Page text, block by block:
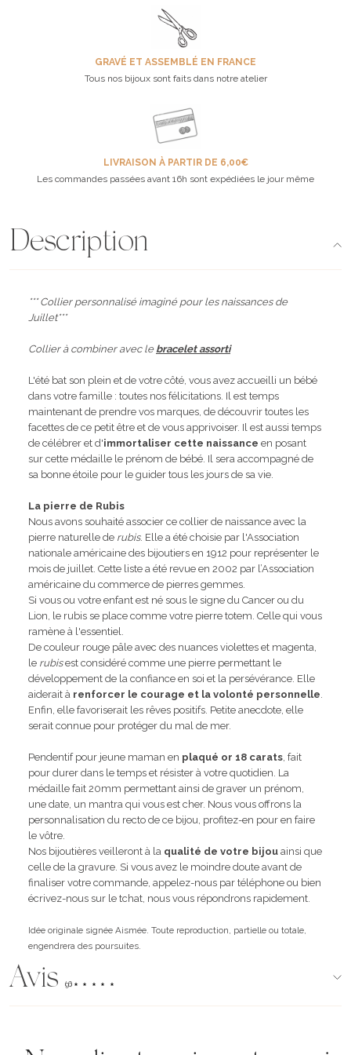
GRAVÉ ET ASSEMBLÉ EN FRANCE
Tous nos bijoux sont faits dans notre atelier
LIVRAISON À PARTIR DE 6,00€
Les commandes passées avant 16h sont expédiées le jour même
Description
*** Collier personnalisé imaginé pour les naissances de
Juillet***
Collier à combiner avec le bracelet assorti
L'été bat son plein et de votre côté, vous avez accueilli un bébé
dans votre famille : toutes nos félicitations. Il est temps
maintenant de prendre vos marques, de découvrir toutes les
facettes de ce petit être et de vous apprivoiser. Il est aussi temps
de célébrer et d'immortaliser cette naissance en posant
sur cette médaille le prénom de bébé. Il sera accompagné de
sa bonne étoile pour le guider tous les jours de sa vie.
La pierre de Rubis
Nous avons souhaité associer ce collier de naissance avec la
pierre naturelle de rubis. Elle a été choisie par l'Association
nationale américaine des bijoutiers en 1912 pour représenter le
mois de juillet. Cette liste a été revue en 2002 par l’Association
américaine du commerce de pierres gemmes.
Si vous ou votre enfant est né sous le signe du Cancer ou du
Lion, le rubis se place comme votre pierre totem. Celle qui vous
ramène à l'essentiel.
De couleur rouge pâle avec des nuances violettes et magenta,
le rubisest considéré comme une pierre permettant le
développement de la confiance en soi et la persévérance. Elle
aiderait à renforcer le courage et la volonté personnelle
Enfin, elle favoriserait les rêves positifs. Petite anecdote, elle
serait connue pour protéger du mal de mer.
Pendentif pour jeune maman en plaqué or 18 carats , fait
pour durer dans le temps et résister à votre quotidien. La
médaille fait 20mm permettant ainsi de graver un prénom,
une date, un mantra qui vous est cher. Nous vous offrons la
personnalisation du recto de ce bijou, profitez-en pour en faire
le vôtre.
Nos bijoutières veilleront à la qualité de votre bijou ainsi que
celle de la gravure. Si vous avez le moindre doute avant de
finaliser votre commande, appelez-nous par téléphone ou bien
écrivez-nous sur le tchat, nous vous répondrons rapidement.
Idée originale signée Aismée. Toute reproduction, partielle ou totale,
engendrera des poursuites.
Avis (96)